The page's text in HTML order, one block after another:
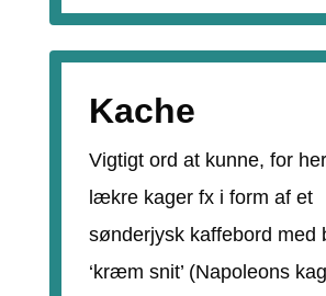
Kache
Vigtigt ord at kunne, for
lækre kager fx i form af et
sønderjysk kaffebord med
‘kræm snit’ (Napoleons